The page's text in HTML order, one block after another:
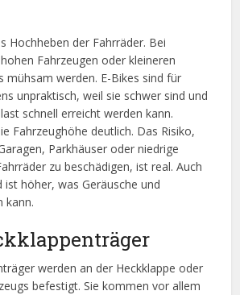
Hochheben der Fahrräder. Bei
Fahrzeugen oder kleineren
mühsam werden. E-Bikes sind für
unpraktisch, weil sie schwer sind und
schnell erreicht werden kann.
Fahrzeughöhe deutlich. Das Risiko,
Parkhäuser oder niedrige
zu beschädigen, ist real. Auch
höher, was Geräusche und
kann.
werden an der Heckklappe oder
befestigt. Sie kommen vor allem